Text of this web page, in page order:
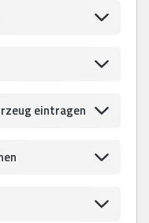
eintragen